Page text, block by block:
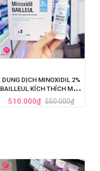
DUNG DỊCH MINOXIDIL 2%
BAILLEUL KÍCH THÍCH MỌC
TÓC, TRỊ HÓI ĐẦU (60ML)
510.000₫ 550.000₫